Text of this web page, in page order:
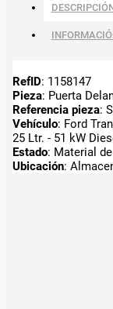
RefID: 1158147
Pieza: Puerta
Referencia pieza:
Vehículo: Ford
25 Ltr. - 51 kW
Estado: Material
Ubicación: